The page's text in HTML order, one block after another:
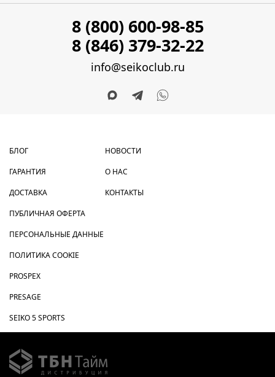
8 (800) 600-98-85
8 (846) 379-32-22
info@seikoclub.ru
БЛОГ
ГАРАНТИЯ
ДОСТАВКА
НОВОСТИ
О НАС
КОНТАКТЫ
ПУБЛИЧНАЯ ОФЕРТА
ПЕРСОНАЛЬНЫЕ ДАННЫЕ
ПОЛИТИКА COOKIE
PROSPEX
PRESAGE
SEIKO 5 SPORTS